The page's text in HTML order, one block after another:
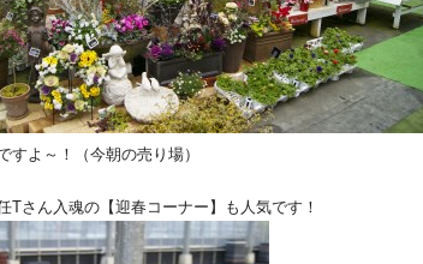
すよ～！（今朝の売り場）
Tさん入魂の【迎春コーナー】も人気です！